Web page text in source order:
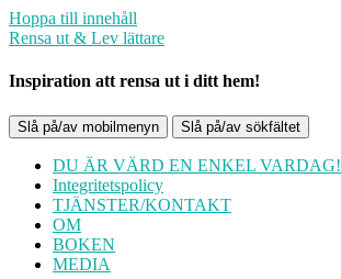
Hoppa till innehåll
Rensa ut & Lev lättare
Inspiration att rensa ut i ditt hem!
Slå på/av mobilmenyn Slå på/av sökfältet
DU ÄR VÄRD EN ENKEL VARDAG!
Integritetspolicy
TJÄNSTER/KONTAKT
OM
BOKEN
MEDIA